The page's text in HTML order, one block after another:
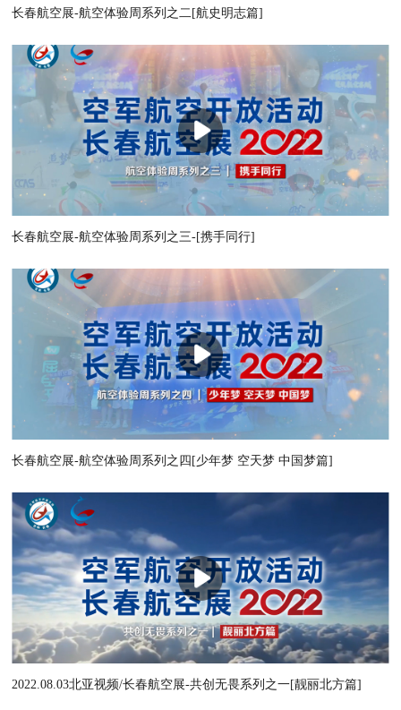
长春航空展-航空体验周系列之二[航史明志篇]
长春航空展-航空体验周系列之三-[携手同行]
长春航空展-航空体验周系列之四[少年梦 空天梦 中国梦篇]
2022.08.03北亚视频/长春航空展-共创无畏系列之一[靓丽北方篇]